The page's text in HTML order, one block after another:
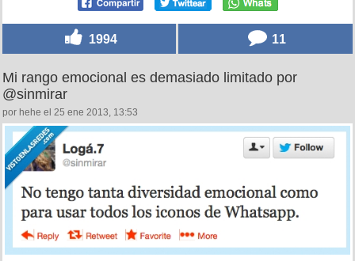
1994 11
Mi rango emocional es demasiado limitado por
@sinmirar
por hehe el 25 ene 2013, 13:53